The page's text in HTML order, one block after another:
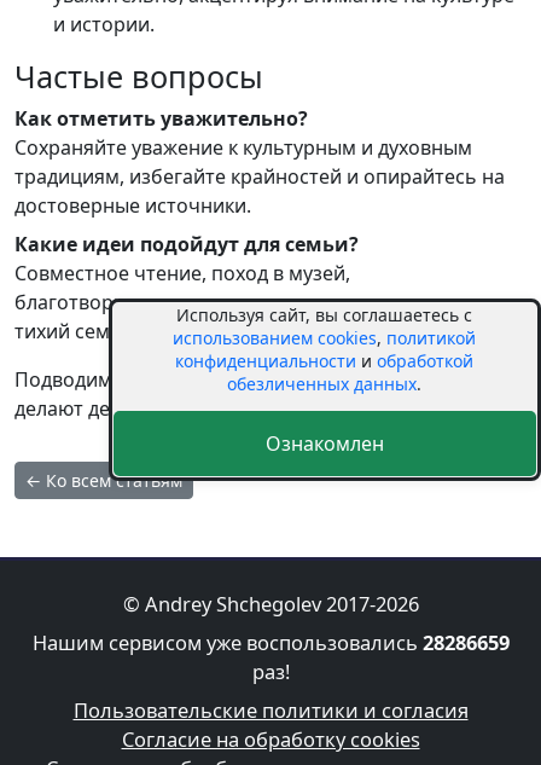
и истории.
Частые вопросы
Как отметить уважительно?
Сохраняйте уважение к культурным и духовным
традициям, избегайте крайностей и опирайтесь на
достоверные источники.
Какие идеи подойдут для семьи?
Совместное чтение, поход в музей,
благотворительность, просветительские лекции и
тихий семейный вечер.
Подводим итог: знания и внимание к культуре
делают день ярче.
← Ко всем статьям
© Andrey Shchegolev 2017-2026
Нашим сервисом уже воспользовались 28286659
раз!
Пользовательские политики и согласия
Согласие на обработку cookies
Используя сайт, вы соглашаетесь с
использованием cookies, политикой
конфиденциальности иобработкой
обезличенных данных.
Ознакомлен